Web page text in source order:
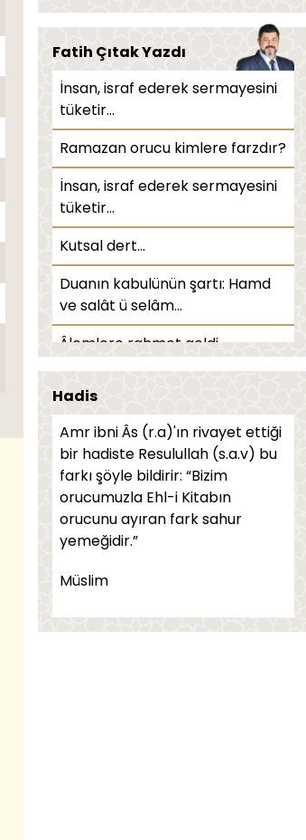
Vergi zekat yerine geçer mi?
Kusmak orucu bozar mı?
Diyaliz orucu bozar mı?
İnsülin iğnesi orucu bozar mı?
Fitre miktarı ne kadardır?
Teravih namazı kaç rekattır?
Abdest nasıl alınır?
İftar duası nedir, nasıl edilir?
Fatih Çıtak Yazdı
İnsan, israf ederek sermayesini
tüketir...
Ramazan orucu kimlere farzdır?
İnsan, israf ederek sermayesini
tüketir...
Kutsal dert...
Duanın kabulünün şartı: Hamd
ve salât ü selâm...
Âlemlere rahmet geldi...
İtikatla alâkalı bahisleri çok iyi
öğrenmek gerekir
Efendimiz (SAS) birbirimizi
sevmeyi emretmiştir...
İnsanlığın kurtuluş reçetesi...
Aile ve din terbiyesi...
Şahitler arasında...
Hadis
Amr ibni Âs (r.a)'ın rivayet ettiği
bir hadiste Resulullah (s.a.v) bu
farkı şöyle bildirir: “Bizim
orucumuzla Ehl-i Kitabın
orucunu ayıran fark sahur
yemeğidir.”
Müslim